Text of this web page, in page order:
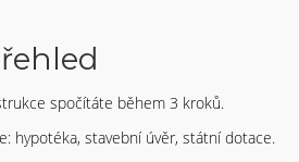
spočítáte během 3 kroků.
hypotéka, stavební úvěr, státní dotace.